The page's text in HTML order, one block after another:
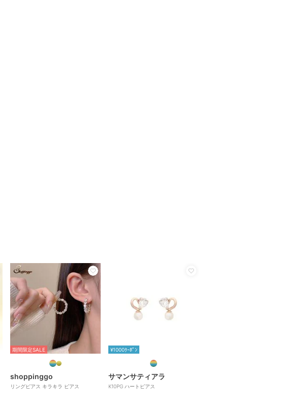
期間限定SALE
shoppinggo
リングピアス キラキラ ピアス
¥1000ｸｰﾎﾟﾝ
サマンサティアラ
K10PG ハートピアス